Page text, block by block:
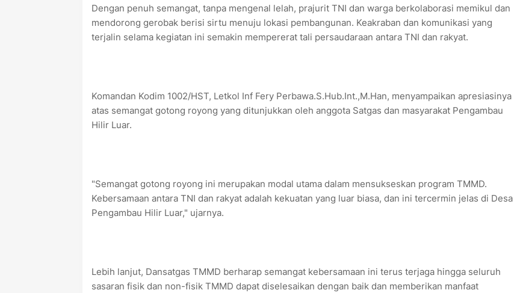
Dengan penuh semangat, tanpa mengenal lelah, prajurit TNI dan warga berkolaborasi memikul dan
mendorong gerobak berisi sirtu menuju lokasi pembangunan. Keakraban dan komunikasi yang
terjalin selama kegiatan ini semakin mempererat tali persaudaraan antara TNI dan rakyat.
Komandan Kodim 1002/HST, Letkol Inf Fery Perbawa.S.Hub.Int.,M.Han, menyampaikan apresiasinya
atas semangat gotong royong yang ditunjukkan oleh anggota Satgas dan masyarakat Pengambau
Hilir Luar.
"Semangat gotong royong ini merupakan modal utama dalam mensukseskan program TMMD.
Kebersamaan antara TNI dan rakyat adalah kekuatan yang luar biasa, dan ini tercermin jelas di Desa
Pengambau Hilir Luar," ujarnya.
Lebih lanjut, Dansatgas TMMD berharap semangat kebersamaan ini terus terjaga hingga seluruh
sasaran fisik dan non-fisik TMMD dapat diselesaikan dengan baik dan memberikan manfaat